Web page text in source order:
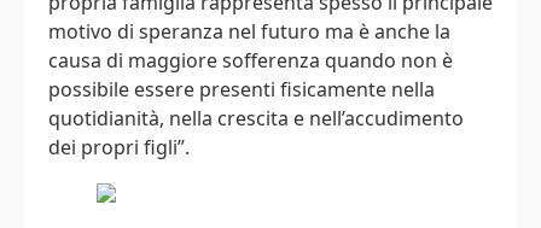
motivo di speranza nel futuro ma è anche la
causa di maggiore sofferenza quando non è
possibile essere presenti fisicamente nella
quotidianità, nella crescita e nell’accudimento
dei propri figli”.